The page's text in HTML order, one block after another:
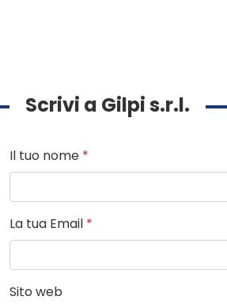
Scrivi a Gilpi s.r.l.
Il tuo nome *
La tua Email *
Sito web